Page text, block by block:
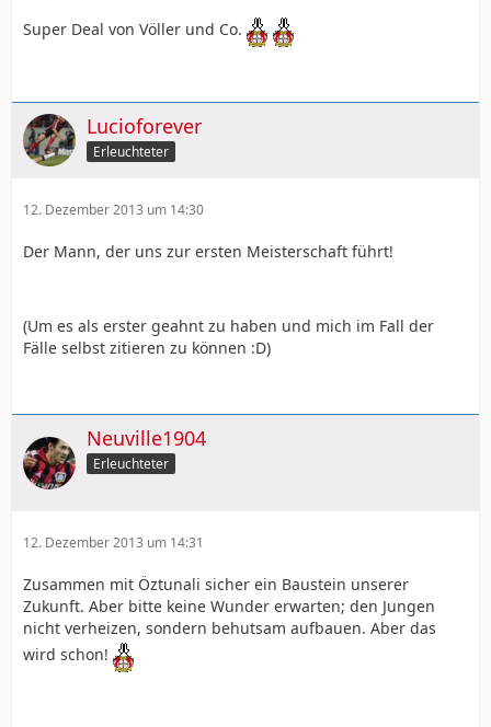
Super Deal von Völler und Co.
Lucioforever
Erleuchteter
12. Dezember 2013 um 14:30
Der Mann, der uns zur ersten Meisterschaft führt!
(Um es als erster geahnt zu haben und mich im Fall der
Fälle selbst zitieren zu können :D)
Neuville1904
Erleuchteter
12. Dezember 2013 um 14:31
Zusammen mit Öztunali sicher ein Baustein unserer
Zukunft. Aber bitte keine Wunder erwarten; den Jungen
nicht verheizen, sondern behutsam aufbauen. Aber das
wird schon!